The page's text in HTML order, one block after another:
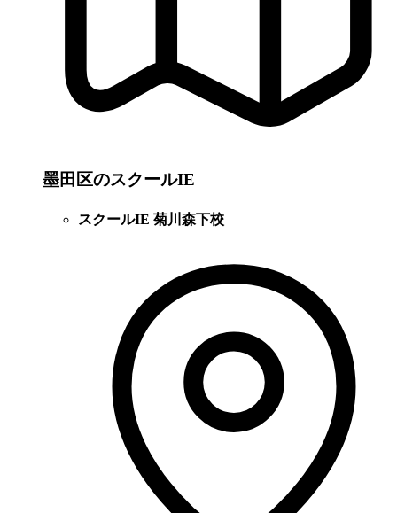
墨田区のスクールIE
スクールIE 菊川森下校